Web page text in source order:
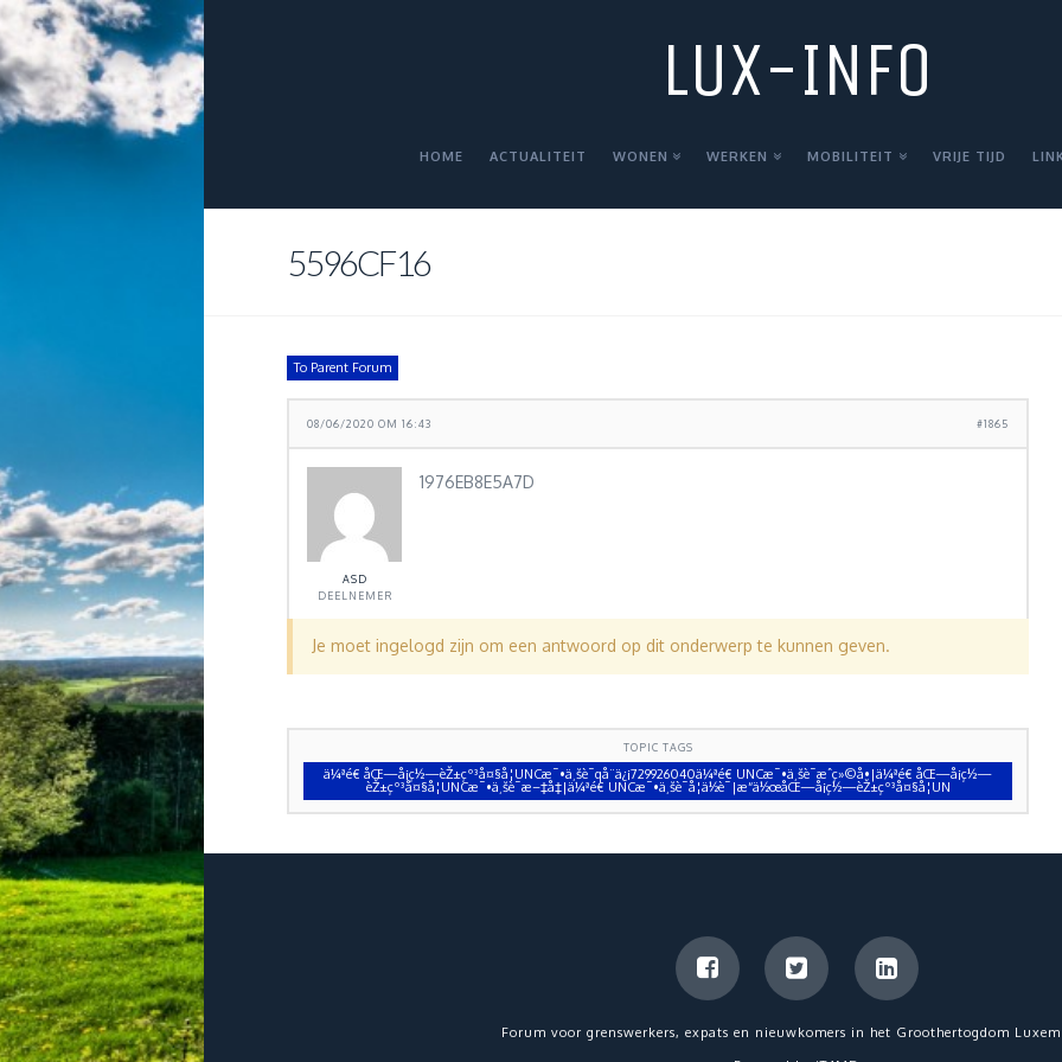
LUX-INFO
HOME ACTUALITEIT WONEN WERKEN MOBILITEIT VRIJE TIJD
5596CF16
To Parent Forum
08/06/2020 OM 16:43 #1865
ASD
DEELNEMER
1976EB8E5A7D
Je moet ingelogd zijn om een antwoord op dit onderwerp te kunnen geven.
TOPIC TAGS
ä¼ªé€ åŒ—å¡ç½—èŽ±çº³å¤§å­¦UNCæ¯•ä¸šè¯qå¨ä¿¡729926040ä¼ªé€ UNCæ¯•ä¸šè¯æˆç»©å•|ä¼ªé€ åŒ—å¡ç½—
èŽ±çº³å¤§å­¦UNCæ¯•ä¸šè¯æ–‡å‡­|ä¼ªé€ UNCæ¯•ä¸šè¯å­¦ä½è¯|æ“ä½œåŒ—å¡ç½—èŽ±çº³å¤§å­¦UN
Forum voor grenswerkers, expats en nieuwkomers in het Groothertogdom